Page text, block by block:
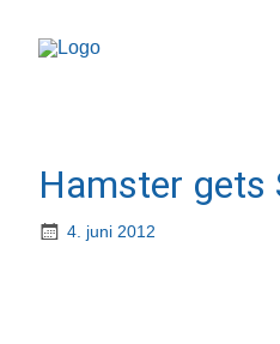
Hamster gets
4. juni 2012